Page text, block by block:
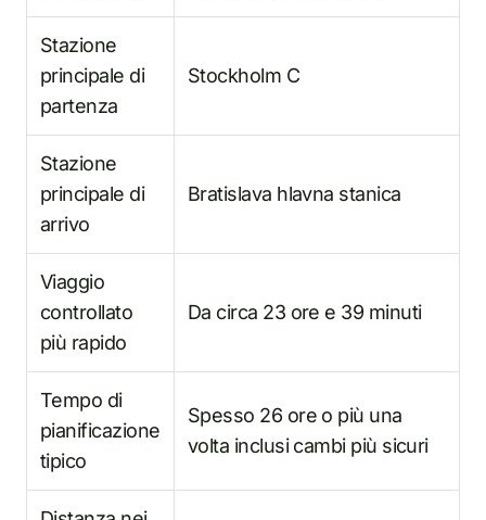
Stazione
principale di
partenza
Stockholm C
Stazione
principale di
arrivo
Bratislava hlavna stanica
Viaggio
controllato
più rapido
Da circa 23 ore e 39 minuti
Tempo di
pianificazione
tipico
Spesso 26 ore o più una
volta inclusi cambi più sicuri